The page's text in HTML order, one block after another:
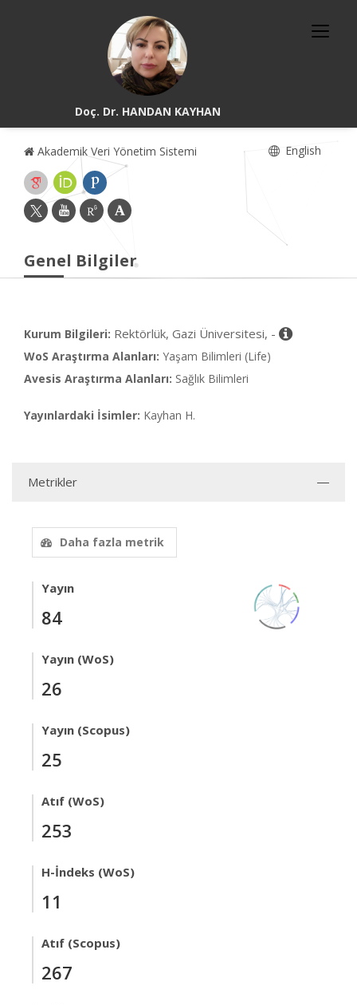
Doç. Dr. HANDAN KAYHAN
Akademik Veri Yönetim Sistemi English
Genel Bilgiler
Kurum Bilgileri: Rektörlük, Gazi Üniversitesi, -
WoS Araştırma Alanları: Yaşam Bilimleri (Life)
Avesis Araştırma Alanları: Sağlık Bilimleri
Yayınlardaki İsimler: Kayhan H.
Metrikler
Daha fazla metrik
Yayın
84
Yayın (WoS)
26
Yayın (Scopus)
25
Atıf (WoS)
253
H-İndeks (WoS)
11
Atıf (Scopus)
267